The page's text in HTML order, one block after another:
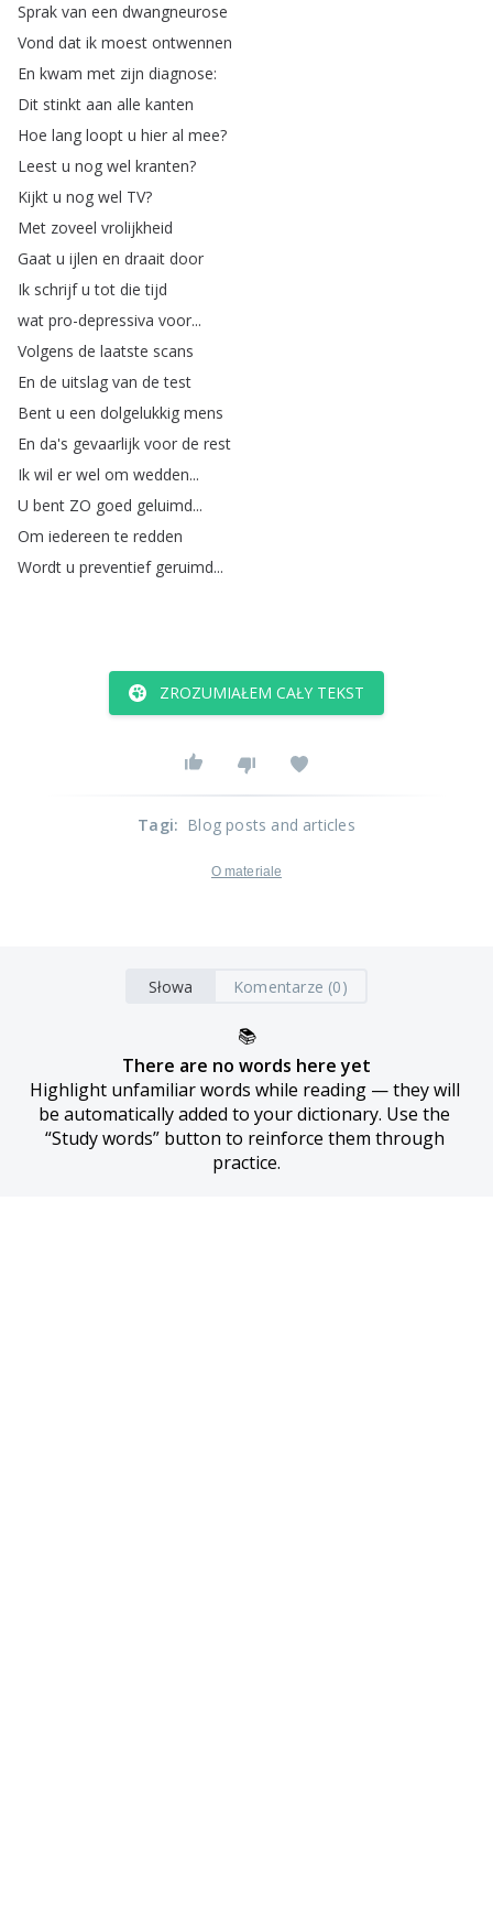
Sprak van een dwangneurose
Vond dat ik moest ontwennen
En kwam met zijn diagnose:
Dit stinkt aan alle kanten
Hoe lang loopt u hier al mee?
Leest u nog wel kranten?
Kijkt u nog wel TV?
Met zoveel vrolijkheid
Gaat u ijlen en draait door
Ik schrijf u tot die tijd
wat pro-depressiva voor...
Volgens de laatste scans
En de uitslag van de test
Bent u een dolgelukkig mens
En da's gevaarlijk voor de rest
Ik wil er wel om wedden...
U bent ZO goed geluimd...
Om iedereen te redden
Wordt u preventief geruimd...
ZROZUMIAŁEM CAŁY TEKST
Tagi: Blog posts and articles
O materiale
Słowa Komentarze (0)
📚
There are no words here yet
Highlight unfamiliar words while reading — they will
be automatically added to your dictionary. Use the
“Study words” button to reinforce them through
practice.